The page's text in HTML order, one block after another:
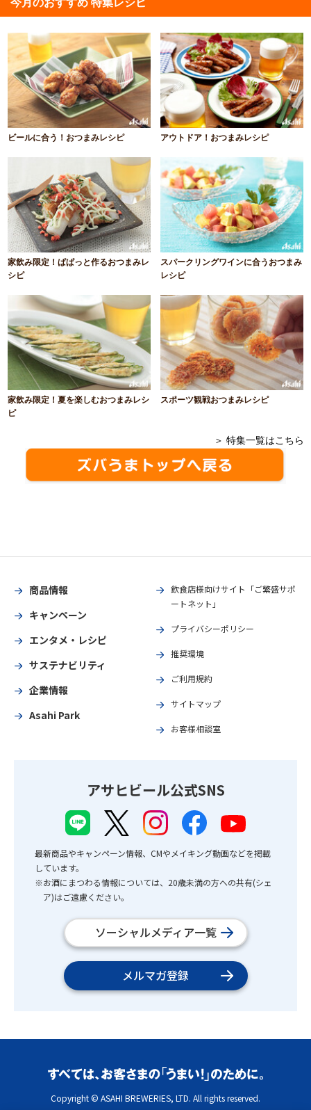
今月のおすすめ 特集レシピ
ビールに合う！おつまみレシピ アウトドア！おつまみレシピ
家飲み限定！ぱぱっと作るおつまみレ
シピ
スパークリングワインに合うおつまみ
レシピ
家飲み限定！夏を楽しむおつまみレシ
ピ
スポーツ観戦おつまみレシピ
＞ 特集一覧はこちら
商品情報
キャンペーン
エンタメ・レシピ
サステナビリティ
企業情報
Asahi Park
飲食店様向けサイト「ご繁盛サポ
ートネット」
プライバシーポリシー
推奨環境
ご利用規約
サイトマップ
お客様相談室
アサヒビール公式SNS
最新商品やキャンペーン情報、CMやメイキング動画などを掲載
しています。
※お酒にまつわる情報については、20歳未満の方への共有(シェ
ア)はご遠慮ください。
ソーシャルメディア一覧
メルマガ登録
Copyright © ASAHI BREWERIES, LTD. All rights reserved.